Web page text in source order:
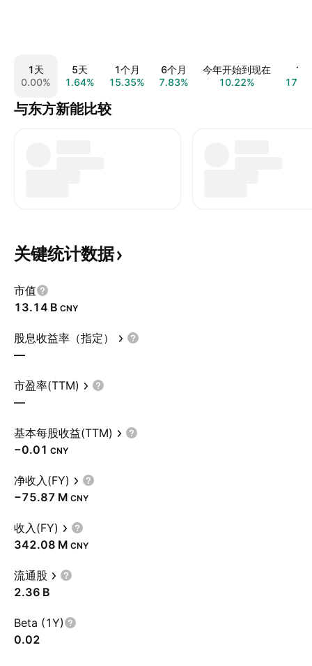
1天
0.00%
5天
1.64%
1个月
15.35%
6个月
7.83%
今年开始到现在
10.22%
1年
与东方新能比较
关键统计数据
市值
‪13.14 B‬ CNY
股息收益率（指定）
—
市盈率(TTM)
—
基本每股收益(TTM)
−0.01 CNY
净收入(FY)
‪−75.87 M‬ CNY
收入(FY)
‪342.08 M‬ CNY
流通股
‪2.36 B‬
Beta (1Y)
0.02